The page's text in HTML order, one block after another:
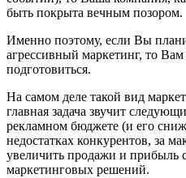
быть покрыта вечным позором.
Именно поэтому, если Вы
агрессивный маркетинг, то
подготовиться.
На самом деле такой вид
главная задача звучит
рекламном бюджете (и его
недостатках конкурентов, за
увеличить продажи и
маркетинговых решений.